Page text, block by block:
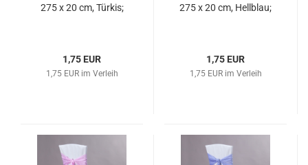
275 x 20 cm, Türkis;
1,75 EUR
1,75 EUR im Verleih
275 x 20 cm, Hellblau;
1,75 EUR
1,75 EUR im Verleih